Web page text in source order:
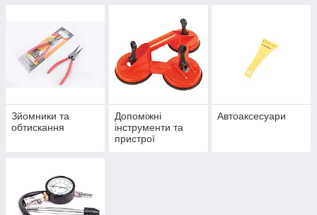
Зйомники та
обтискання
Допоміжні
інструменти та
пристрої
Автоаксесуари